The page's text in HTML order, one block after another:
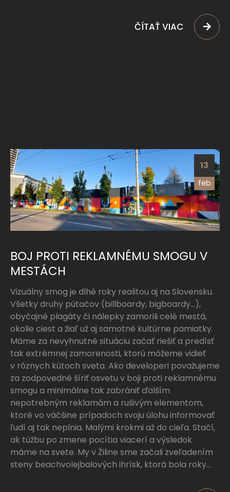
ČÍTAŤ VIAC
13
feb
BOJ PROTI REKLAMNÉMU SMOGU V
MESTÁCH
Vizuálny smog je dlhé roky realitou aj na Slovensku.
Všetky druhy pútačov (billboardy, bigboardy...),
obyčajné plagáty či nálepky zamorili celé mestá,
okolie ciest a žiaľ už aj samotné kultúrne pamiatky.
Máme za nevyhnutné situáciu začať riešiť a predísť
tak extrémnej zamorenosti, ktorú môžeme vidieť
v rôznych kútoch sveta. Ako developeri považujeme
za zodpovedné šíriť osvetu v boji proti reklamnému
smogu a minimálne tak zabrániť ďalším
nepotrebným reklamám a rušivým elementom,
ktoré vo väčšine prípadoch svoju úlohu informovať
ľudí aj tak neplnia. Malými krokmi až do cieľa. Stačí,
ak túžbu po zmene pocítia viacerí a výsledok
máme na svete. My v Žiline sme začali zveľadením
steny beachvolejbalových ihrísk, ktorá bola roky...